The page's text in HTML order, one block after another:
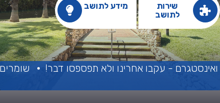
שירות
לתושב
מידע לתושב
- עקבו אחרינו ולא תפספסו דבר! שומרים